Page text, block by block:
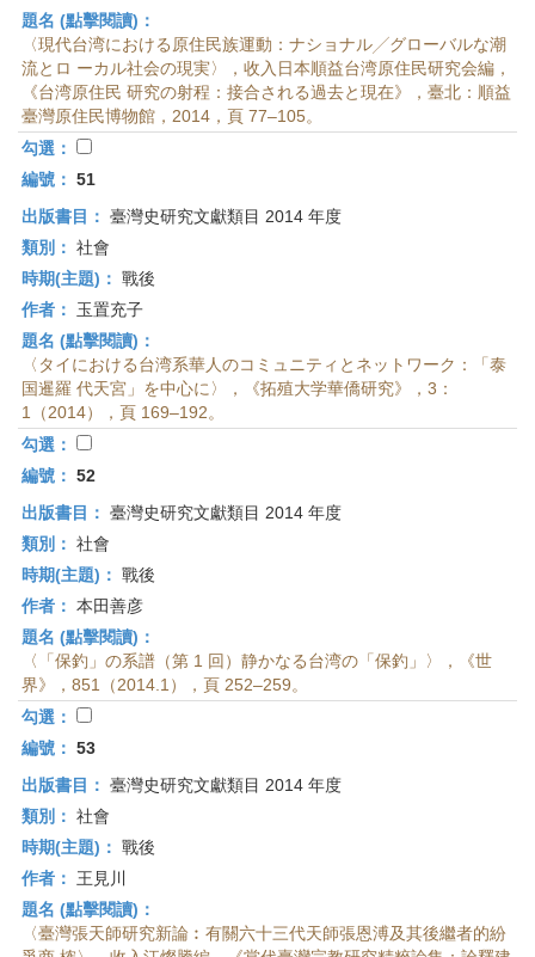
題名 (點擊閱讀)：
〈現代台湾における原住民族運動：ナショナル╱グローバルな潮
流とロ ーカル社会の現実〉，收入日本順益台湾原住民研究会編，
《台湾原住民 研究の射程：接合される過去と現在》，臺北：順益
臺灣原住民博物館，2014，頁 77–105。
勾選：
編號： 51
出版書目： 臺灣史研究文獻類目 2014 年度
類別： 社會
時期(主題)： 戰後
作者：
玉置充子
題名 (點擊閱讀)：
〈タイにおける台湾系華人のコミュニティとネットワーク：「泰
国暹羅 代天宮」を中心に〉，《拓殖大学華僑研究》，3：
1（2014），頁 169–192。
勾選：
編號： 52
出版書目： 臺灣史研究文獻類目 2014 年度
類別： 社會
時期(主題)： 戰後
作者： 本田善彦
題名 (點擊閱讀)：
〈「保釣」の系譜（第 1 回）静かなる台湾の「保釣」〉，《世
界》，851（2014.1），頁 252–259。
勾選：
編號： 53
出版書目： 臺灣史研究文獻類目 2014 年度
類別： 社會
時期(主題)： 戰後
作者：
王見川
題名 (點擊閱讀)：
〈臺灣張天師研究新論︰有關六十三代天師張恩溥及其後繼者的紛